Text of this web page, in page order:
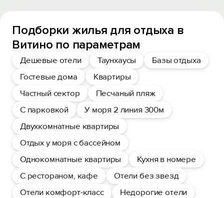
Подборки жилья для отдыха в
Витино по параметрам
Дешевые отели Таунхаусы
Базы отдыха
Гостевые дома
Квартиры
Частный сектор
Песчаный пляж
С парковкой
У моря 2 линия 300м
Двухкомнатные квартиры
Отдых у моря с бассейном
Однокомнатные квартиры
Кухня в номере
С рестораном, кафе
Отели без звезд
Отели комфорт-класс
Недорогие отели